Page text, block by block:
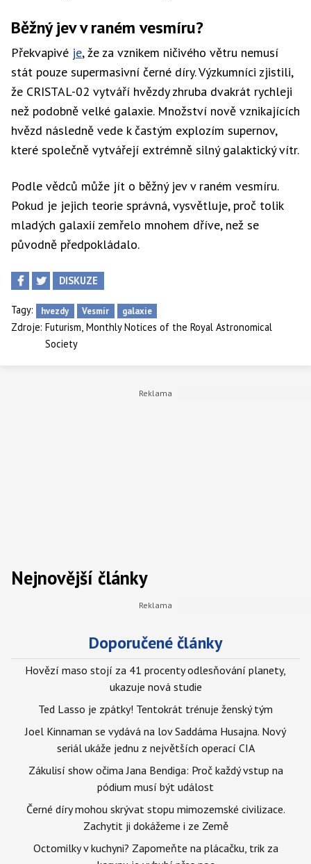
Běžný jev v raném vesmíru?
Překvapivé je, že za vznikem ničivého větru nemusí
stát pouze supermasivní černé díry. Výzkumníci zjistili,
že CRISTAL-02 vytváří hvězdy zhruba dvakrát rychleji
než podobně velké galaxie. Množství nově vznikajících
hvězd následně vede k častým explozím supernov,
které společně vytvářejí extrémně silný galaktický vítr.
Podle vědců může jít o běžný jev v raném vesmíru.
Pokud je jejich teorie správná, vysvětluje, proč tolik
mladých galaxií zemřelo mnohem dříve, než se
původně předpokládalo.
DISKUZE
Tagy: hvezdy Vesmír galaxie
Zdroje: Futurism Monthly Notices of the Royal Astronomical
Society
Nejnovější články
Doporučené články
Hovězí maso stojí za 41 procenty odlesňování planety,
ukazuje nová studie
Ted Lasso je zpátky! Tentokrát trénuje ženský tým
Joel Kinnaman se vydává na lov Saddáma Husajna. Nový
seriál ukáže jednu z největších operací CIA
Zákulisí show očima Jana Bendiga: Proč každý vstup na
pódium musí být událost
Černé díry mohou skrývat stopu mimozemské civilizace.
Zachytit ji dokážeme i ze Země
Octomilky v kuchyni? Zapomeňte na plácačku, trik za